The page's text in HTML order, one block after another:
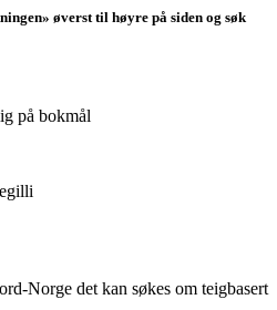
øverst til høyre på siden og søk
på bokmål
Norge det kan søkes om teigbasert